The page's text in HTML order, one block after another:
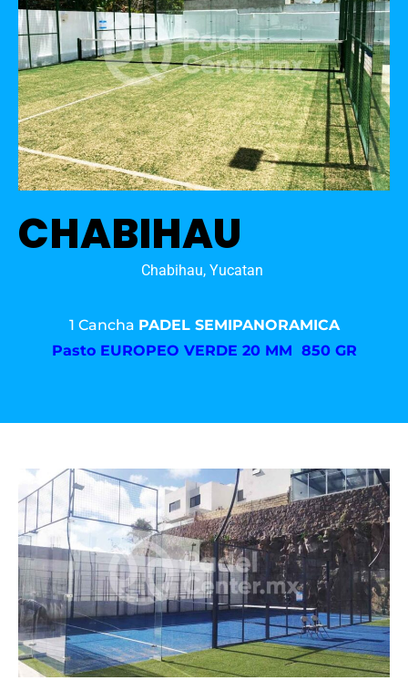
CHABIHAU
Chabihau, Yucatan
1 Cancha PADEL SEMIPANORAMICA
Pasto EUROPEO VERDE 20 MM 850 GR